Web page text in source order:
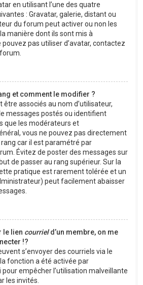
en utilisant l’une des quatre
: Gravatar, galerie, distant ou
du forum peut activer ou non les
manière dont ils sont mis à
pouvez pas utiliser d’avatar, contactez
et comment le modifier ?
être associés au nom d’utilisateur,
messages postés ou identifient
que les modérateurs et
vous ne pouvez pas directement
rang car il est paramétré par
Évitez de poster des messages sur
de passer au rang supérieur. Sur la
pratique est rarement tolérée et un
peut facilement abaisser
le lien courrield’un membre, on me
!?
s’envoyer des courriels via le
fonction a été activée par
pour empêcher l’utilisation malveillante
les invités.